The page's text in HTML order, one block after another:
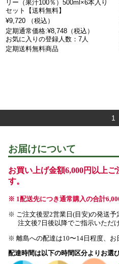
リー（果汁100％）500ml×6本入り
セット【送料無料】
¥9,720 （税込）
定期通常価格:¥8,748（税込）
お気に入りの登録人数：7人
定期送料無料商品
1